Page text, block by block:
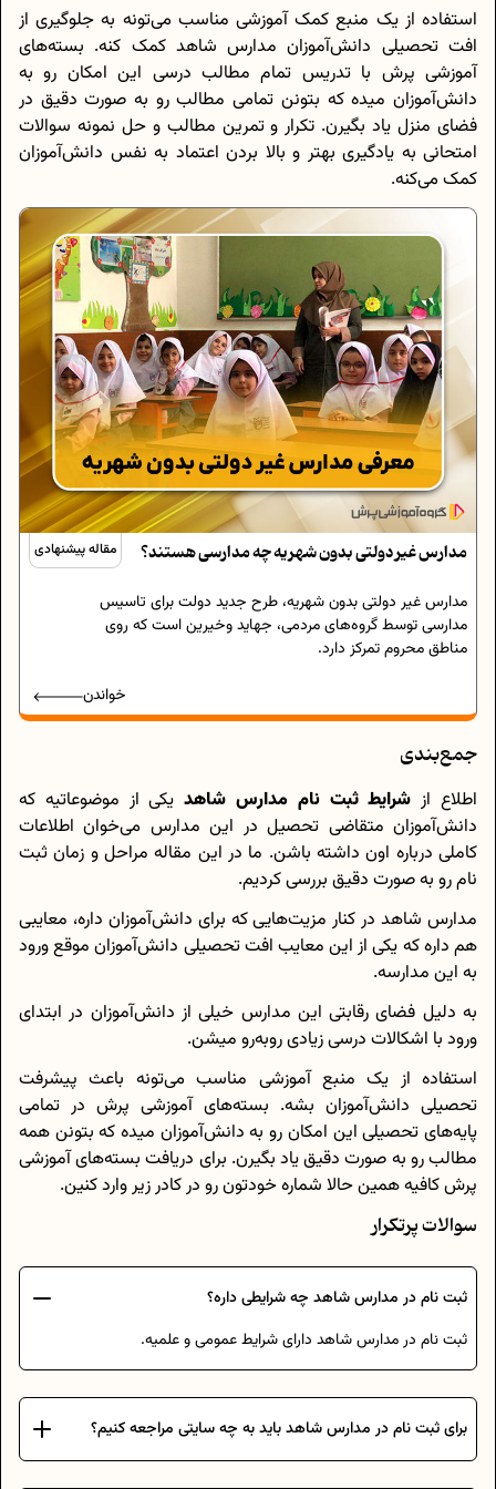
استفاده از یک منبع کمک آموزشی مناسب می‌تونه به جلوگیری از
افت تحصیلی دانش‌آموزان مدارس شاهد کمک کنه. بسته‌های
آموزشی پرش با تدریس تمام مطالب درسی این امکان رو به
دانش‌آموزان میده که بتونن تمامی مطالب رو به صورت دقیق در
فضای منزل یاد بگیرن. تکرار و تمرین مطالب و حل نمونه سوالات
امتحانی به یادگیری بهتر و بالا بردن اعتماد‌ به‌ نفس دانش‌آموزان
کمک می‌کنه.
مقاله پیشنهادی مدارس غیر دولتی بدون شهریه چه مدارسی هستند؟
مدارس غیر دولتی بدون شهریه، طرح جدید دولت برای تاسیس
مدارسی توسط گروه‌های مردمی، جهاید وخیرین است که روی
مناطق محروم تمرکز دارد.
خواندن
جمع‌بندی
اطلاع از شرایط ثبت نام مدارس شاهدیکی از موضوعاتیه که
دانش‌آموزان متقاضی تحصیل در این مدارس می‌خوان اطلاعات
کاملی درباره اون داشته باشن. ما در این مقاله مراحل و زمان ثبت
نام رو به صورت دقیق بررسی کردیم.
مدارس شاهد در کنار مزیت‌هایی که برای دانش‌آموزان داره، معایبی
هم داره که یکی از این معایب افت تحصیلی دانش‌آموزان موقع ورود
به این مدارسه.
به دلیل فضای رقابتی این مدارس خیلی از دانش‌آموزان در ابتدای
ورود با اشکالات درسی زیادی رو‌به‌رو میشن.
استفاده از یک منبع آموزشی مناسب می‌تونه باعث پیشرفت
تحصیلی دانش‌آموزان بشه. بسته‌های آموزشی پرش در تمامی
پایه‌های تحصیلی این امکان رو به دانش‌آموزان میده که بتونن همه
مطالب رو به صورت دقیق یاد بگیرن. برای دریافت بسته‌های آموزشی
پرش کافیه همین حالا شماره خودتون رو در کادر زیر وارد کنین.
سوالات پرتکرار
ثبت نام در مدارس شاهد چه شرایطی داره؟
ثبت نام در مدارس شاهد دارای شرایط عمومی و علمیه.
برای ثبت نام در مدارس شاهد باید به چه سایتی مراجعه کنیم؟